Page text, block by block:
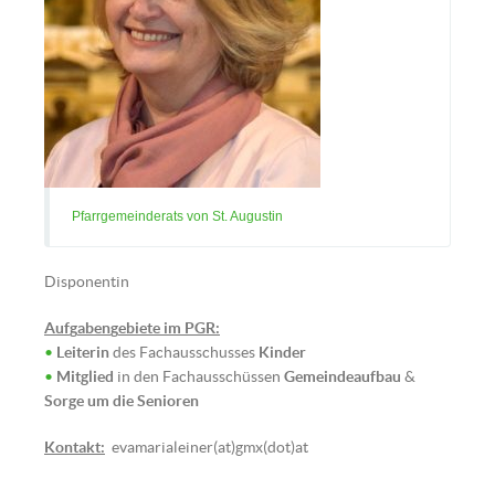
Pfarrgemeinderats von St. Augustin
Disponentin
Aufgabengebiete im PGR:
• Leiterindes Fachausschusses Kinder
• Mitglied in den Fachausschüssen Gemeindeaufbau &
Sorge um die Senioren
Kontakt: evamarialeiner(at)gmx(dot)at